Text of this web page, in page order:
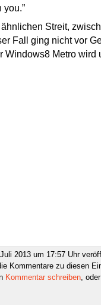
you.”
Streit,
Fall ging nicht vor
Windows8 Metro wird
2013 um 17:57 Uhr
Kommentare zu diesen
Kommentar schreiben,